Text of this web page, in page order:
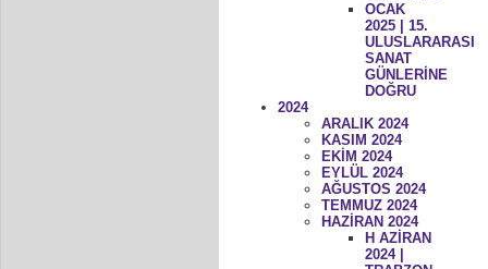
OCAK
2025 | 15.
ULUSLARARASI
SANAT
GÜNLERİNE
DOĞRU
2024
ARALIK 2024
KASIM 2024
EKİM 2024
EYLÜL 2024
AĞUSTOS 2024
TEMMUZ 2024
HAZİRAN 2024
H AZİRAN
2024 |